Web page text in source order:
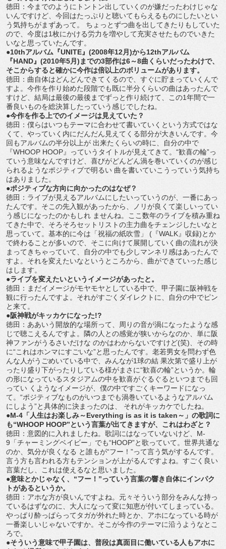
徳田：今までのようにトントン出していくのが嫌だったわけじゃな
いんですけど、今回はたっぷりと聴いてもらえるものにしたいとい
う気持ちがまずあって。 ちょっとずつ曲を出してきたりもしていた
ので、今度は1枚にかける労力を増やして充実させたものでいきた
いなと思っていたんです。
●10thアルバム『UNITE』(2008年12月)から12thアルバム
『HAND』(2010年5月)までの3部作は6～8曲くらいだったわけで、
そこからすると確かに今作は倍以上のボリュームがあります。
徳田：曲自体はどんどんできてくるので、すぐに貯まっていくんで
すよ。今作を作り始めた段階でも既に半分くらいの曲はあったんで
すけど、結局は最後の最後までずっと作り続けて、この1年間で一
番良いものを総決算したっていう感じでしたね。
●今作を作る上でのイメージは見えていた？
徳田：僕らはいつもテーマに合わせて書いていくという方式ではな
くて、やっていく内にだんだん見えてくる部分が大きいんです。今
回もアルバムの半分以上が 出来たくらいの時に、自分の中で
『WHOOP HOOP』っていうタイトルが見えてきて。“歓喜の輪”っ
ていう意味なんですけど、喜びがどんどん渦を巻いていくのが感じ
られるようなポジティブで明るい 曲を書いていこうっていう気持ち
はありました。
●ポジティブな方向に向かったのはなぜ？
徳田：ライブが見えるアルバムにしたいっていうのが、一番にあっ
たんです。そこの先入観があったから、ノリが良くて楽しいってい
う感じになったのかもしれ ませんね。ここ数年のライブを積み重ね
てきた中で、そろそろセットリストの主力曲をチェンジしたいなと
思っていて。基本的に今は「祝福の紙吹雪」 (『WALK』収録)とか
で終わることが多いので、そこに向けて展開していく曲の流れが決
まってきちゃっていて、自分の中でも少しマンネリ感はあったんで
すよ。それを変えたいなというところから、曲ができていった感じ
はします。
●ライブを変えたいというイメージがあったと。
徳田：まだイメージがモヤモヤとしている中で、甲子園に阪神戦を
観に行ったんですよ。それがすごくダイレクトに、自分の中でピン
と来て。
●阪神戦がキッカケになった!?
徳田：ああいう開放的な場所って、周りの音が渦になったような感
じで聴こえるんですよ。隣の人との感覚が狭いからなのか、単に阪
神ファンがうるさいだけな のかはわからないですけど(笑)、その時
に“これはホンマにすごいな”と思ったんです。老若男女を問わず色
んな人がうごめいている中で、みんなが1球の結 果次第で盛り上が
ったり盛り下がったりしている様がまさに“歓喜の輪”というか。輪
の形になっているスタジアムの中を歓喜がぐるぐるといつまでも回
ってい くようなイメージが、僕の中ですごくキーワードになっ
て。“ポジティブなものがいつまでも渦巻いているようなアルバム
にしよう”と具体的に決まったのは、 それがキッカケでしたね。
●M-4「人生はお楽しみ～Everything is as it is taken～」の歌詞に
も“WHOOP HOOP”という言葉が出てきますが、これはわざと？
徳田：意図的に入れましたね。歌詞にはなっていないけど、M-
9「チャーミングベイビー」でも“HOOP”と歌っていて。世界共通な
のか、気分が良くなる と誰もが“フー！”って言う気がするんです。
言う方も言われる方もテンションが上がるんですよね。すごく良い
言葉だし、これは使えるなと思いました。
●意味とかじゃなく、“フー！”っていう言葉の響き自体にインパク
トがあるというか。
徳田：アホな方が良いんですよね。元々そういう部分をみんな持っ
ているはずなのに、大人になって変に知恵が付いてしまっている。
やっぱり酔っぱらってタガが外れた時とか、アホになっている時が
一番楽しいじゃないですか。そこが今作のテーマに沿うようなとこ
ろで。
●そういう意味で甲子園は、普段は真面目に働いている人もアホに